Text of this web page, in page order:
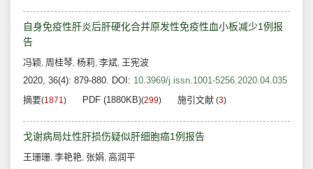
自身免疫性肝炎后肝硬化合并原发性免疫性血小板减少1例报
告
冯颖, 周桂琴, 杨莉, 李斌, 王宪波
2020, 36(4): 879-880. DOI: 10.3969/j.issn.1001-5256.2020.04.035
摘要(1871) PDF (1880KB)(299) 施引文献 (3)
戈谢病局灶性肝损伤疑似肝细胞癌1例报告
王珊珊, 李艳艳, 张娟, 高润平